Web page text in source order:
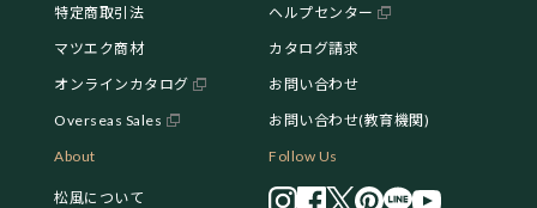
特定商取引法
マツエク商材
オンラインカタログ
Overseas Sales
ヘルプセンター
カタログ請求
お問い合わせ
お問い合わせ(教育機関)
About
松風について
Follow Us